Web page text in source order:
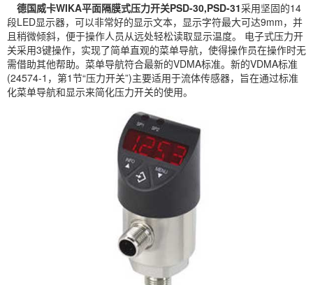
德国威卡WIKA平面隔膜式压力开关PSD-30,PSD-31采用坚固的14
段LED显示器，可以非常好的显示文本，显示字符最大可达9mm，并
且稍微倾斜，便于操作人员从远处轻松读取显示温度。 电子式压力开
关采用3键操作，实现了简单直观的菜单导航，使得操作员在操作时无
需借助其他帮助。菜单导航符合最新的VDMA标准。新的VDMA标准
(24574-1，第1节“压力开关”)主要适用于流体传感器，旨在通过标准
化菜单导航和显示来简化压力开关的使用。